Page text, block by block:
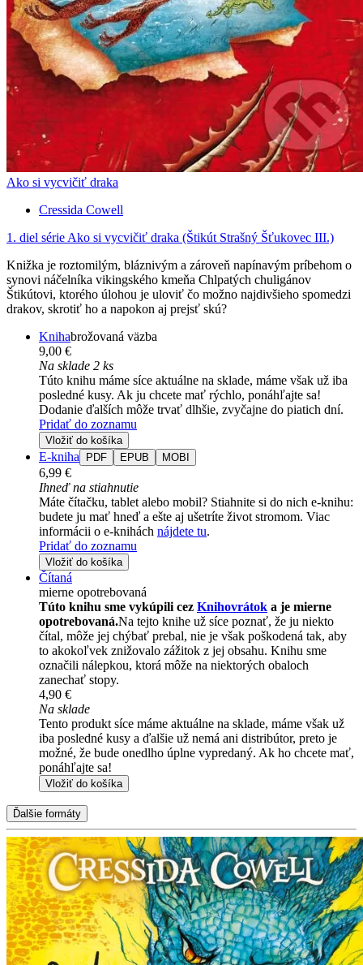
Ako si vycvičiť draka
Cressida Cowell
1. diel série Ako si vycvičiť draka (Štikút Strašný Šťukovec III.)
Knižka je roztomilým, bláznivým a zároveň napínavým príbehom o
synovi náčelníka vikingského kmeňa Chlpatých chuligánov
Štikútovi, ktorého úlohou je uloviť čo možno najdivšieho spomedzi
drakov, skrotiť ho a napokon aj prejsť skú?
Knihabrožovaná väzba
9,00 €
Na sklade 2 ks
Túto knihu máme síce aktuálne na sklade, máme však už iba
posledné kusy. Ak ju chcete mať rýchlo, ponáhľajte sa!
Dodanie ďalších môže trvať dlhšie, zvyčajne do piatich dní.
Pridať do zoznamu
Vložiť do košíka
E-kniha PDF EPUB MOBI
6,99 €
Ihneď na stiahnutie
Máte čítačku, tablet alebo mobil? Stiahnite si do nich e-knihu:
budete ju mať hneď a ešte aj ušetríte život stromom. Viac
informácii o e-knihách nájdete tu.
Pridať do zoznamu
Vložiť do košíka
Čítaná
mierne opotrebovaná
Túto knihu sme vykúpili cez Knihovrátok a je mierne
opotrebovaná.Na tejto knihe už síce poznať, že ju niekto
čítal, môže jej chýbať prebal, nie je však poškodená tak, aby
to akokoľvek znižovalo zážitok z jej obsahu. Knihu sme
označili nálepkou, ktorá môže na niektorých obaloch
zanechať stopy.
4,90 €
Na sklade
Tento produkt síce máme aktuálne na sklade, máme však už
iba posledné kusy a ďalšie už nemá ani distribútor, preto je
možné, že bude onedlho úplne vypredaný. Ak ho chcete mať,
ponáhľajte sa!
Vložiť do košíka
Ďalšie formáty